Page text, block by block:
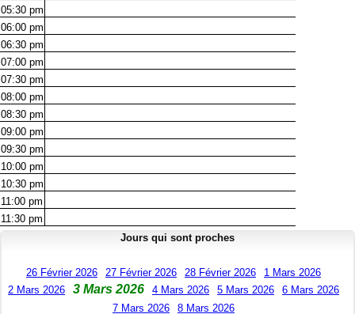
05:30 pm
06:00 pm
06:30 pm
07:00 pm
07:30 pm
08:00 pm
08:30 pm
09:00 pm
09:30 pm
10:00 pm
10:30 pm
11:00 pm
11:30 pm
Jours qui sont proches
26 Février 2026 27 Février 2026 28 Février 2026
1 Mars 2026
2 Mars 2026
3 Mars 2026 4 Mars 2026 5 Mars 2026
6 Mars 2026
7 Mars 2026
8 Mars 2026